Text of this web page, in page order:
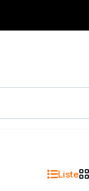
Liste